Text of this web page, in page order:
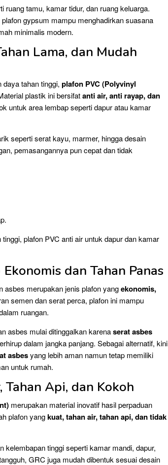
ruang tamu, kamar tidur, dan ruang keluarga.
gypsum mampu menghadirkan suasana
minimalis modern.
Lama, dan Mudah
daya tahan tinggi, plafon PVC (Polyvinyl
plastik ini bersifatanti air, anti rayap, dan
untuk area lembap seperti dapur atau kamar
seperti serat kayu, marmer, hingga desain
pemasangannya pun cepat dan tidak
plafon PVC anti air untuk dapur dan kamar
dan Tahan Panas
asbes merupakan jenis plafon yangekonomis,
semen dan serat perca, plafon ini mampu
ruangan.
asbes mulai ditinggalkan karenaserat asbes
dalam jangka panjang. Sebagai alternatif, kini
asbesyang lebih aman namun tetap memiliki
untuk rumah.
Tahan Api, dan Kokoh
merupakan material inovatif hasil perpaduan
plafon yangkuat, tahan air, tahan api, dan tidak
kelembapan tinggi seperti kamar mandi, dapur,
GRC juga mudah dibentuk sesuai desain